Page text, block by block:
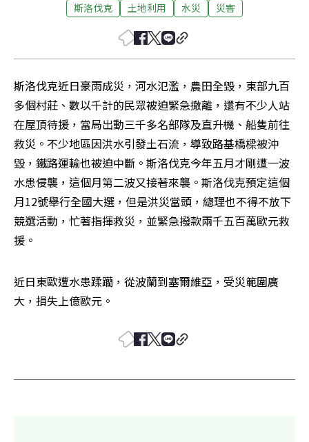
斯洛伐克 土地利用 水災 災害
斯洛伐克近日豪雨成災，河水氾濫，農田全毀，東部九百
多個村莊、數以千計的民眾被迫緊急撤離，還有不少人站
在屋頂待援，當局出動三千多名部隊及直升機、船隻前往
救災。不少地區因洪水引發土石流，導致路基橋樑被沖
毀，鐵路運輸也被迫中斷。斯洛伐克今年五月才剛遭一波
水患侵襲，這個月第二波又接著來襲。斯洛伐克預定這個
月12號舉行全國大選，但是洪災當頭，總理也不得不放下
競選活動，忙著指揮救災，並緊急撥款兩千五百萬歐元救
援。
近日東歐遭水患蹂躪，從波蘭到塞爾維亞，受災範圍廣
大，損失上億歐元。